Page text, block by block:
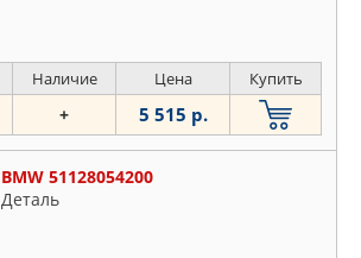
Наличие Цена Купить
+ 5 515 р.
BMW 51128054200
Деталь